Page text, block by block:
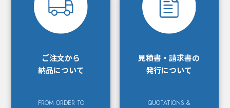
ご注文から
納品について
FROM ORDER TO
見積書・請求書の
発行について
QUOTATIONS &